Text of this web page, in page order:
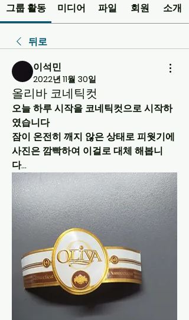
그룹 활동 미디어 파일 회원 소개
뒤로
이석민
2022년 11월 30일
올리바 코네틱컷
오늘 하루 시작을 코네틱컷으로 시작하
였습니다
잠이 온전히 깨지 않은 상태로 피웟기에
사진은 깜빡하여 이걸로 대체 해봅니
다...